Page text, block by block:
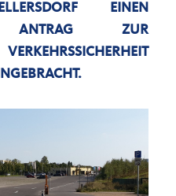
EINEN
ANTRAG ZUR